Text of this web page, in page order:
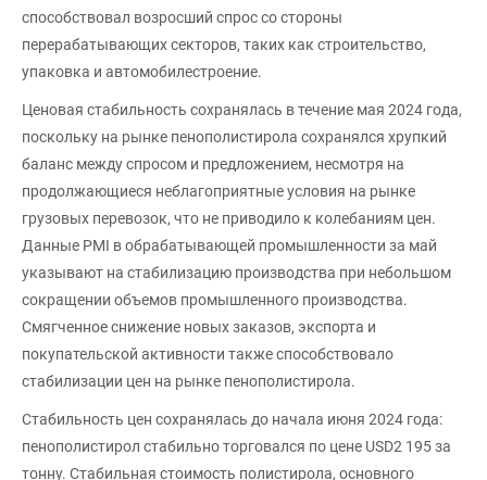
способствовал возросший спрос со стороны
перерабатывающих секторов, таких как строительство,
упаковка и автомобилестроение.
Ценовая стабильность сохранялась в течение мая 2024 года,
поскольку на рынке пенополистирола сохранялся хрупкий
баланс между спросом и предложением, несмотря на
продолжающиеся неблагоприятные условия на рынке
грузовых перевозок, что не приводило к колебаниям цен.
Данные PMI в обрабатывающей промышленности за май
указывают на стабилизацию производства при небольшом
сокращении объемов промышленного производства.
Смягченное снижение новых заказов, экспорта и
покупательской активности также способствовало
стабилизации цен на рынке пенополистирола.
Стабильность цен сохранялась до начала июня 2024 года:
пенополистирол стабильно торговался по цене USD2 195 за
тонну. Cтабильная стоимость полистирола, основного